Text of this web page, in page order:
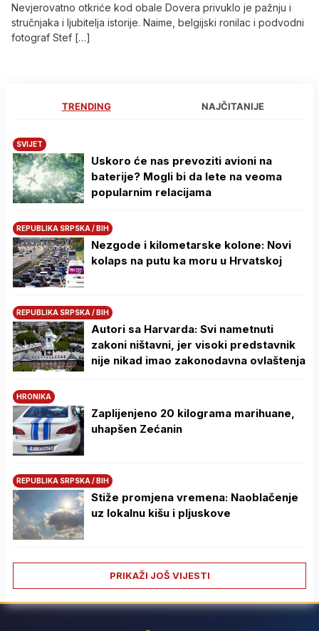
Nevjerovatno otkriće kod obale Dovera privuklo je pažnju i
stručnjaka i ljubitelja istorije. Naime, belgijski ronilac i podvodni
fotograf Stef […]
TRENDING NAJČITANIJE
SVIJET
Uskoro će nas prevoziti avioni na
baterije? Mogli bi da lete na veoma
popularnim relacijama
REPUBLIKA SRPSKA / BIH
Nezgode i kilometarske kolone: Novi
kolaps na putu ka moru u Hrvatskoj
REPUBLIKA SRPSKA / BIH
Autori sa Harvarda: Svi nametnuti
zakoni ništavni, jer visoki predstavnik
nije nikad imao zakonodavna ovlaštenja
HRONIKA
Zaplijenjeno 20 kilograma marihuane,
uhapšen Zećanin
REPUBLIKA SRPSKA / BIH
Stiže promjena vremena: Naoblačenje
uz lokalnu kišu i pljuskove
PRIKAŽI JOŠ VIJESTI